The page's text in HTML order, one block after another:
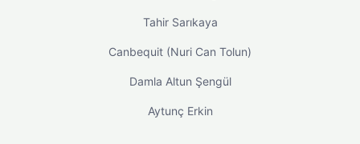
Tahir Sarıkaya
Canbequit (Nuri Can Tolun)
Damla Altun Şengül
Aytunç Erkin